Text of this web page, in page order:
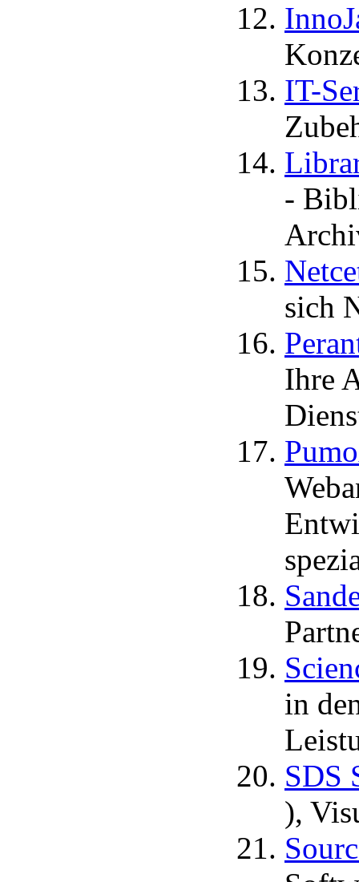
IT-
-
sich
Ihre
in
SDS
),